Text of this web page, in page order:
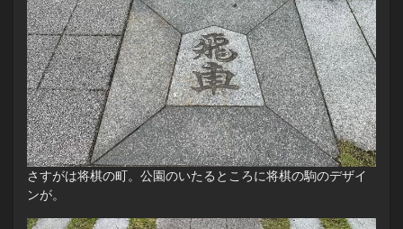
さすがは将棋の町。公園のいたるところに将棋の駒のデザイ
ンが。